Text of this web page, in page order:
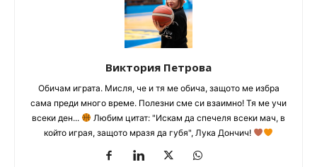
Виктория Петрова
Обичам играта. Мисля, че и тя ме обича, защото ме избра
сама преди много време. Полезни сме си взаимно! Тя ме учи
всеки ден...
Любим цитат: "Искам да спечеля всеки мач, в
който играя, защото мразя да губя", Лука Дончич!